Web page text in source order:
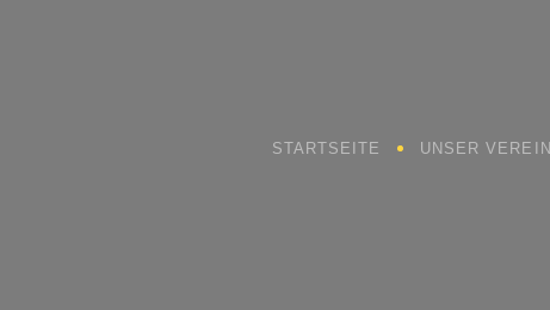
STARTSEITE UNSER VEREIN